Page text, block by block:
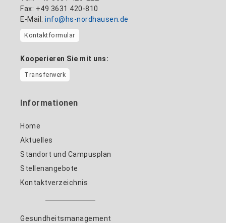
Fax: +49 3631 420-810
E-Mail: info@hs-nordhausen.de
Kontaktformular
Kooperieren Sie mit uns:
Transferwerk
Informationen
Home
Aktuelles
Standort und Campusplan
Stellenangebote
Kontaktverzeichnis
Gesundheitsmanagement